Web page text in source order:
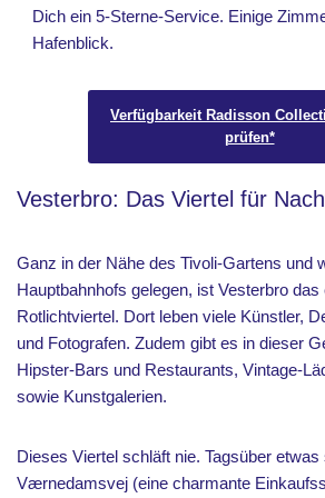
Dich ein 5-Sterne-Service. Einige
Hafenblick.
Verfügbarkeit Radisson
prüfen*
Vesterbro: Das Viertel für
Ganz in der Nähe des Tivoli-Gartens und
Hauptbahnhofs gelegen, ist Vesterbro das
Rotlichtviertel. Dort leben viele Künstler,
und Fotografen. Zudem gibt es in dieser
Hipster-Bars und Restaurants, Vintage-
sowie Kunstgalerien.
Dieses Viertel schläft nie. Tagsüber
Værnedamsvej (eine charmante